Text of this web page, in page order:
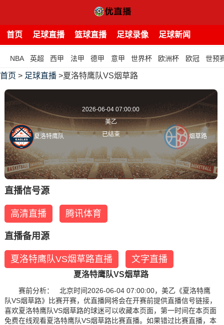
首页 足球直播 篮球直播 足球录像 足球新闻
NBA 英超 西甲 法甲 德甲 意甲 世界杯 欧洲杯 欧冠 世预
首页 > 足球直播 >夏洛特鹰队VS烟草路
夏洛特鹰队
2026-06-04 07:00:00
美乙
已结束
烟草路
直播信号源
高清直播 腾讯体育
直播备用源
夏洛特鹰队VS烟草路直播 文字直播
夏洛特鹰队VS烟草路
赛前分析： 北京时间2026-06-04 07:00:00，美乙《夏洛特鹰
队VS烟草路》比赛开赛，优直播网将会在开赛前提供直播信号链接，
喜欢夏洛特鹰队VS烟草路的球迷可以收藏本页面，第一时间在本页面
免费在线观看夏洛特鹰队VS烟草路比赛直播。如果错过比赛直播，本